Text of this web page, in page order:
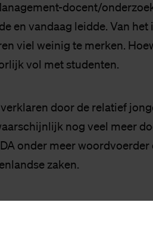
docent/
en vandaag leidde. Van
viel weinig te merken.
vol met studenten.
door de relatief
nog veel meer
onder meer
zaken.